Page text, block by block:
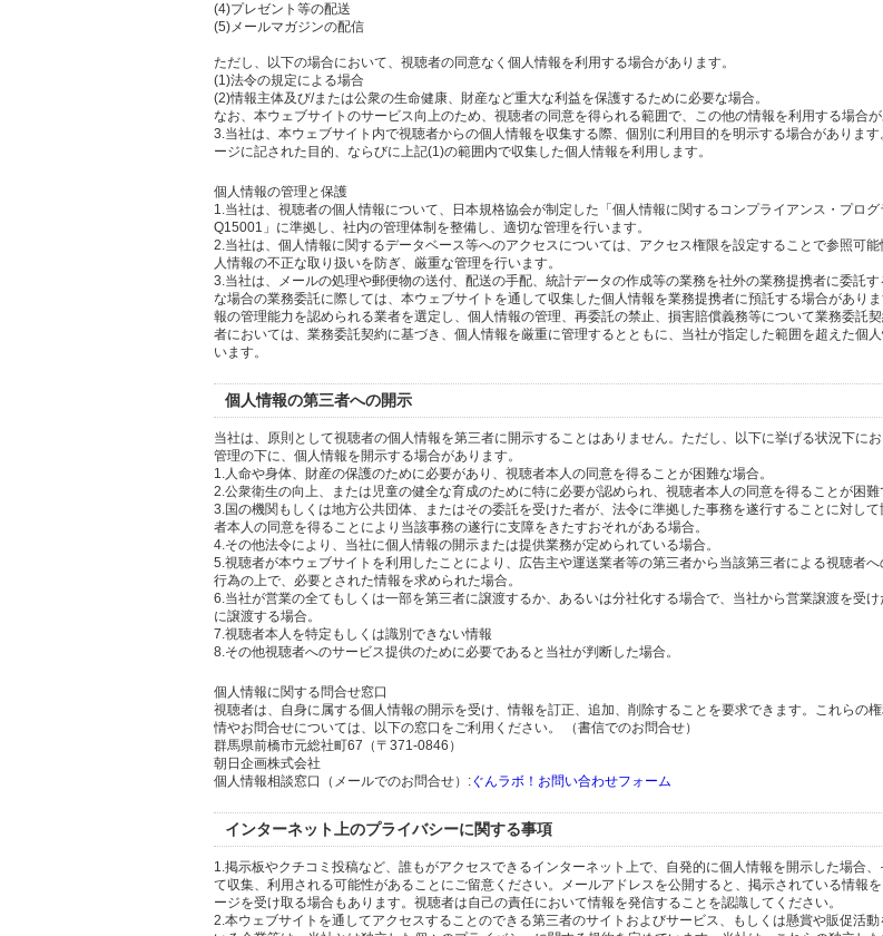
(4)プレゼント等の配送
(5)メールマガジンの配信
ただし、以下の場合において、視聴者の同意なく個人情報を利用する場合があります。
(1)法令の規定による場合
(2)情報主体及び/または公衆の生命健康、財産など重大な利益を保護するために必要な場合。
なお、本ウェブサイトのサービス向上のため、視聴者の同意を得られる範囲で、この他の情報を利用する場合が
3.当社は、本ウェブサイト内で視聴者からの個人情報を収集する際、個別に利用目的を明示する場合がありま
ージに記された目的、ならびに上記(1)の範囲内で収集した個人情報を利用します。
個人情報の管理と保護
1.当社は、視聴者の個人情報について、日本規格協会が制定した「個人情報に関するコンプライアンス・プロ
Q15001」に準拠し、社内の管理体制を整備し、適切な管理を行います。
2.当社は、個人情報に関するデータベース等へのアクセスについては、アクセス権限を設定することで参照可
人情報の不正な取り扱いを防ぎ、厳重な管理を行います。
3.当社は、メールの処理や郵便物の送付、配送の手配、統計データの作成等の業務を社外の業務提携者に委託
な場合の業務委託に際しては、本ウェブサイトを通して収集した個人情報を業務提携者に預託する場合があり
報の管理能力を認められる業者を選定し、個人情報の管理、再委託の禁止、損害賠償義務等について業務委託
者においては、業務委託契約に基づき、個人情報を厳重に管理するとともに、当社が指定した範囲を超えた個
います。
個人情報の第三者への開示
当社は、原則として視聴者の個人情報を第三者に開示することはありません。ただし、以下に挙げる状況下に
管理の下に、個人情報を開示する場合があります。
1.人命や身体、財産の保護のために必要があり、視聴者本人の同意を得ることが困難な場合。
2.公衆衛生の向上、または児童の健全な育成のために特に必要が認められ、視聴者本人の同意を得ることが困難
3.国の機関もしくは地方公共団体、またはその委託を受けた者が、法令に準拠した事務を遂行することに対し
者本人の同意を得ることにより当該事務の遂行に支障をきたすおそれがある場合。
4.その他法令により、当社に個人情報の開示または提供業務が定められている場合。
5.視聴者が本ウェブサイトを利用したことにより、広告主や運送業者等の第三者から当該第三者による視聴者
行為の上で、必要とされた情報を求められた場合。
6.当社が営業の全てもしくは一部を第三者に譲渡するか、あるいは分社化する場合で、当社から営業譲渡を受
に譲渡する場合。
7.視聴者本人を特定もしくは識別できない情報
8.その他視聴者へのサービス提供のために必要であると当社が判断した場合。
個人情報に関する問合せ窓口
視聴者は、自身に属する個人情報の開示を受け、情報を訂正、追加、削除することを要求できます。これらの
情やお問合せについては、以下の窓口をご利用ください。 （書信でのお問合せ）
群馬県前橋市元総社町67（〒371-0846）
朝日企画株式会社
個人情報相談窓口（メールでのお問合せ）:ぐんラボ！お問い合わせフォーム
インターネット上のプライバシーに関する事項
1.掲示板やクチコミ投稿など、誰もがアクセスできるインターネット上で、自発的に個人情報を開示した場合
て収集、利用される可能性があることにご留意ください。メールアドレスを公開すると、掲示されている情報
ージを受け取る場合もあります。視聴者は自己の責任において情報を発信することを認識してください。
2.本ウェブサイトを通してアクセスすることのできる第三者のサイトおよびサービス、もしくは懸賞や販促活